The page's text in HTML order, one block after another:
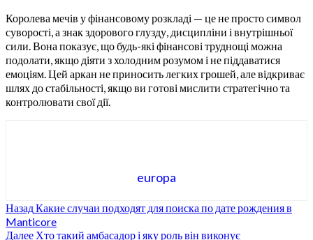
Королева мечів у фінансовому розкладі — це не просто символ
суворості, а знак здорового глузду, дисципліни і внутрішньої
сили. Вона показує, що будь-які фінансові труднощі можна
подолати, якщо діяти з холодним розумом і не піддаватися
емоціям. Цей аркан не приносить легких грошей, але відкриває
шлях до стабільності, якщо ви готові мислити стратегічно та
контролювати свої дії.
europa
Продолжить
НазадКакие случаи подходят для поиска по дате рождения в
Manticore
Далее Хто такий амбасадор і яку роль він виконує